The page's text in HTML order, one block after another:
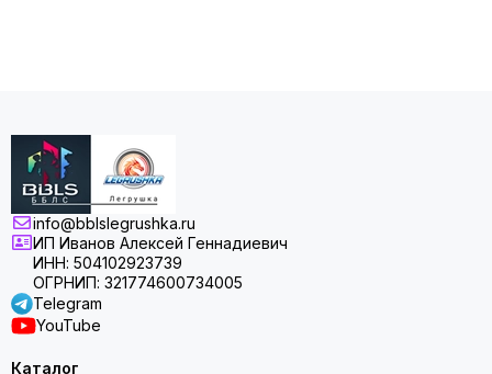
info@bblslegrushka.ru
ИП Иванов Алексей Геннадиевич
ИНН: 504102923739
ОГРНИП: 321774600734005
Telegram
YouTube
Каталог